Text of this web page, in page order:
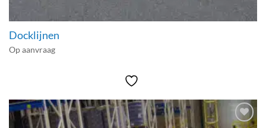
Docklijnen
Op aanvraag